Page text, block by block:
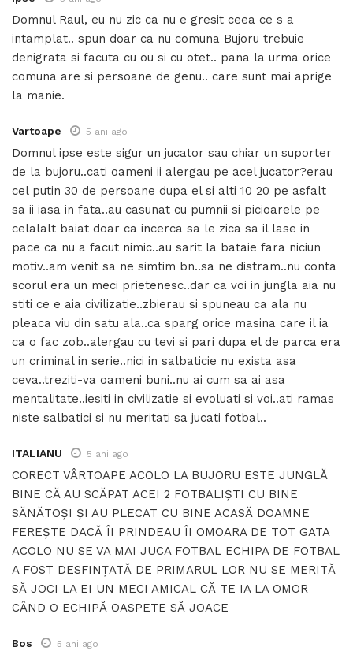
Domnul Raul, eu nu zic ca nu e gresit ceea ce s a
intamplat.. spun doar ca nu comuna Bujoru trebuie
denigrata si facuta cu ou si cu otet.. pana la urma orice
comuna are si persoane de genu.. care sunt mai aprige
la manie.
Vartoape 5 ani ago
Domnul ipse este sigur un jucator sau chiar un suporter
de la bujoru..cati oameni ii alergau pe acel jucator?erau
cel putin 30 de persoane dupa el si alti 10 20 pe asfalt
sa ii iasa in fata..au casunat cu pumnii si picioarele pe
celalalt baiat doar ca incerca sa le zica sa il lase in
pace ca nu a facut nimic..au sarit la bataie fara niciun
motiv..am venit sa ne simtim bn..sa ne distram..nu conta
scorul era un meci prietenesc..dar ca voi in jungla aia nu
stiti ce e aia civilizatie..zbierau si spuneau ca ala nu
pleaca viu din satu ala..ca sparg orice masina care il ia
ca o fac zob..alergau cu tevi si pari dupa el de parca era
un criminal in serie..nici in salbaticie nu exista asa
ceva..treziti-va oameni buni..nu ai cum sa ai asa
mentalitate..iesiti in civilizatie si evoluati si voi..ati ramas
niste salbatici si nu meritati sa jucati fotbal..
ITALIANU 5 ani ago
CORECT VÂRTOAPE ACOLO LA BUJORU ESTE JUNGLĂ
BINE CĂ AU SCĂPAT ACEI 2 FOTBALIȘTI CU BINE
SĂNĂTOȘI ȘI AU PLECAT CU BINE ACASĂ DOAMNE
FEREȘTE DACĂ ÎI PRINDEAU ÎI OMOARA DE TOT GATA
ACOLO NU SE VA MAI JUCA FOTBAL ECHIPA DE FOTBAL
A FOST DESFINȚATĂ DE PRIMARUL LOR NU SE MERITĂ
SĂ JOCI LA EI UN MECI AMICAL CĂ TE IA LA OMOR
CÂND O ECHIPĂ OASPETE SĂ JOACE
Bos 5 ani ago